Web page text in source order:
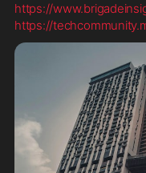
https://
https://